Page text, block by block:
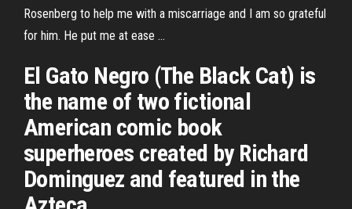
Rosenberg to help me with a miscarriage and I am so grateful
for him. He put me at ease ...
El Gato Negro (The Black Cat) is
the name of two fictional
American comic book
superheroes created by Richard
Dominguez and featured in the